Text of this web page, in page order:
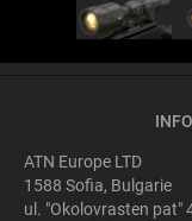
ATN Europe LTD
1588 Sofia, Bulgarie
ul. "Okolovrasten pat"